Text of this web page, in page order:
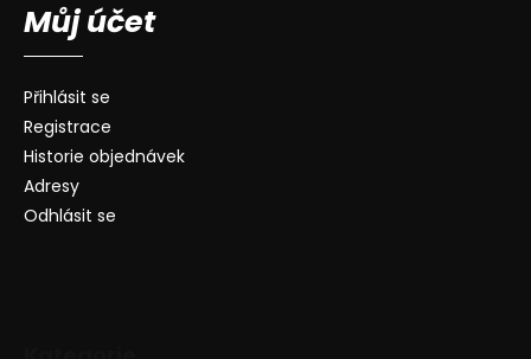
Můj účet
Přihlásit se
Registrace
Historie objednávek
Adresy
Odhlásit se